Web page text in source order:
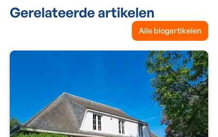
Gerelateerde artikelen
Alle blogartikelen